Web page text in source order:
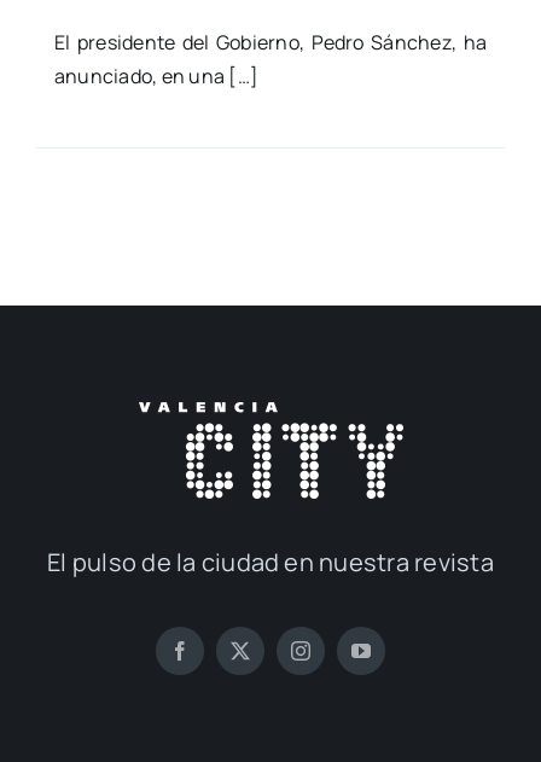
El pre­si­den­te del Gobierno, Pedro Sán­chez, ha
anun­cia­do, en una […]
El pul­so de la ciu­dad en nues­tra revis­ta